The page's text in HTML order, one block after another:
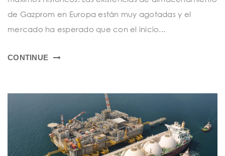
de Gazprom en Europa están muy agotadas y el
mercado ha esperado que con el inicio...
CONTINUE